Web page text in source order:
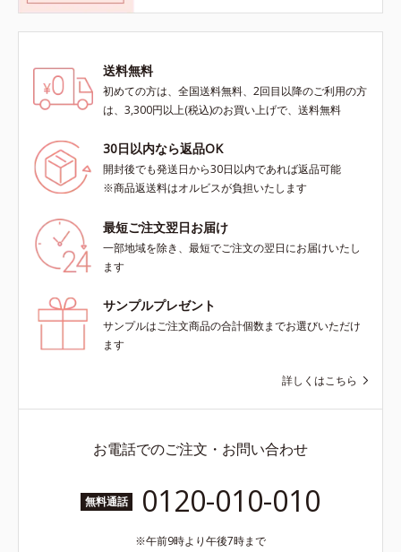
送料無料
初めての方は、全国送料無料、2回目以降のご利用の方
は、3,300円以上(税込)のお買い上げで、送料無料
30日以内なら返品OK
開封後でも発送日から30日以内であれば返品可能
※商品返送料はオルビスが負担いたします
最短ご注文翌日お届け
一部地域を除き、最短でご注文の翌日にお届けいたし
ます
サンプルプレゼント
サンプルはご注文商品の合計個数までお選びいただけ
ます
詳しくはこちら
お電話でのご注文・お問い合わせ
無料通話 0120-010-010
午前9時より午後7時まで